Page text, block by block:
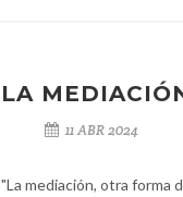
LA
11 ABR 2024
"La mediación, otra forma